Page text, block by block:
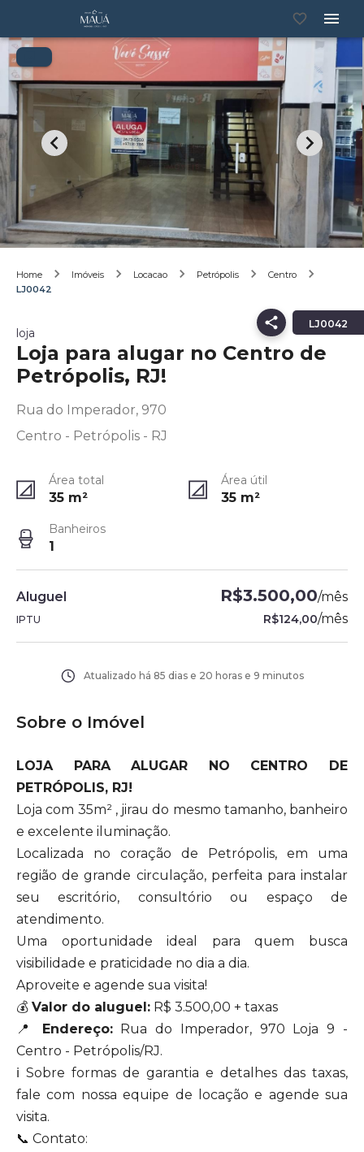
Home Imóveis Locacao Petrópolis
Centro
LJ0042
LJ0042
loja
Loja para alugar no Centro de
Petrópolis, RJ!
Rua do Imperador, 970
Centro - Petrópolis - RJ
Área total
35 m²
Área útil
35 m²
Banheiros
1
Aluguel R$3.500,00/mês
IPTU R$124,00/mês
Atualizado há 85 dias e 20 horas e 9 minutos
Sobre o Imóvel
LOJA PARA ALUGAR NO CENTRO DE
PETRÓPOLIS, RJ!
Loja com 35m² , jirau do mesmo tamanho, banheiro
e excelente iluminação.
Localizada no coração de Petrópolis, em uma
região de grande circulação, perfeita para instalar
seu escritório, consultório ou espaço de
atendimento.
Uma oportunidade ideal para quem busca
visibilidade e praticidade no dia a dia.
Aproveite e agende sua visita!
💰 Valor do aluguel: R$ 3.500,00 + taxas
📍 Endereço:Rua do Imperador, 970 Loja 9 -
Centro - Petrópolis/RJ.
ℹ️ Sobre formas de garantia e detalhes das taxas,
fale com nossa equipe de locação e agende sua
visita.
📞 Contato: